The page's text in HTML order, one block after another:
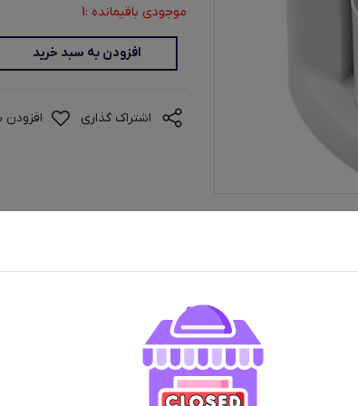
موجودی باقیمانده :1
افزودن به سبد خرید
اشتراک گذاری افزودن